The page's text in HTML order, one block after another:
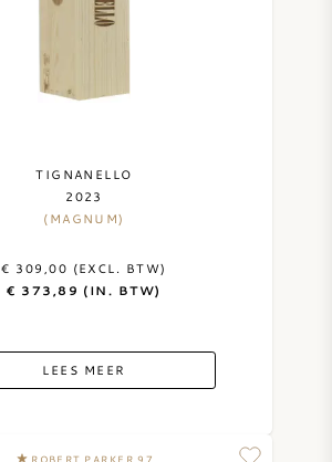
TIGNANELLO
2023
(MAGNUM)
€ 309,00 (EXCL. BTW)
€ 373,89 (IN. BTW)
LEES MEER